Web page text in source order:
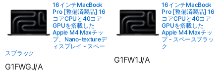
16インチMacBook
Pro [整備済製品] 16
コアCPUと40コア
GPUを搭載した
Apple M4 Maxチッ
プ、Nano-textureデ
ィスプレイ - スペー
スブラック
G1FWGJ/A
16インチMacBook
Pro [整備済製品] 16
コアCPUと40コア
GPUを搭載した
Apple M4 Maxチッ
プ - スペースブラッ
ク
G1FW1J/A